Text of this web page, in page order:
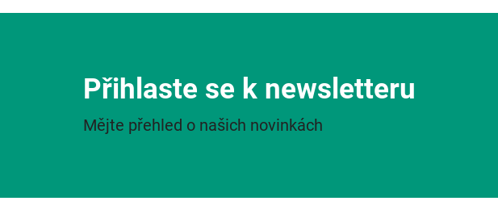
Přihlaste se k newsletteru
Mějte přehled o našich novinkách